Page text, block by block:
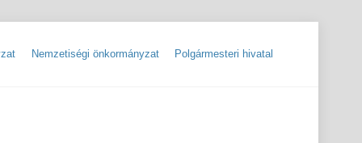
Nemzetiségi önkormányzat Polgármesteri hivatal